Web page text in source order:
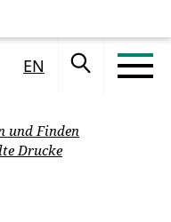
EN
und Finden
Drucke